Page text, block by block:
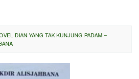
DIAN YANG TAK KUNJUNG PADAM –